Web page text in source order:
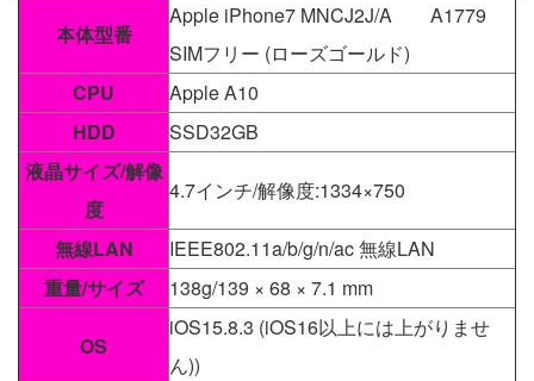
本体型番
Apple iPhone7 MNCJ2J/A A1779
SIMフリー (ローズゴールド)
CPU
Apple A10
HDD
SSD32GB
液晶サイズ/解像
度
4.7インチ/解像度:1334×750
無線LAN
IEEE802.11a/b/g/n/ac 無線LAN
重量/サイズ
138g/139 × 68 × 7.1 mm
OS
iOS15.8.3 (iOS16以上には上がりませ
ん))